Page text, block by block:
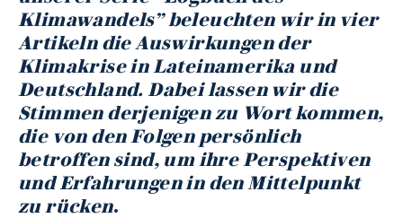
Klimawandels” beleuchten wir in vier
Artikeln die Auswirkungen der
Klimakrise in Lateinamerika und
Deutschland. Dabei lassen wir die
Stimmen derjenigen zu Wort kommen,
die von den Folgen persönlich
betroffen sind, um ihre Perspektiven
und Erfahrungen in den Mittelpunkt
zu rücken.